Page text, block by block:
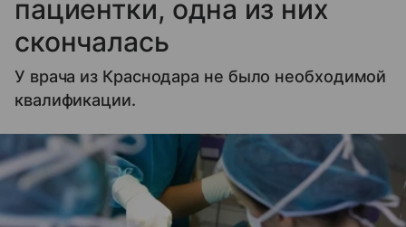
пациентки, одна из них
скончалась
У врача из Краснодара не было необходимой
квалификации.